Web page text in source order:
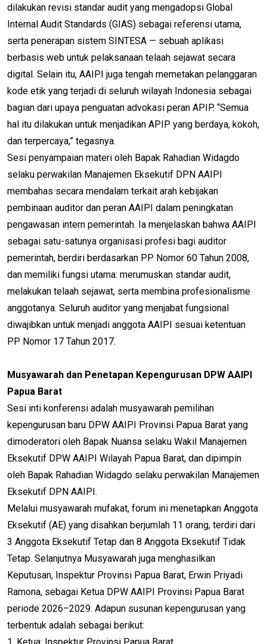
dilakukan revisi standar audit yang mengadopsi Global
Internal Audit Standards (GIAS) sebagai referensi utama,
serta penerapan sistem SINTESA — sebuah aplikasi
berbasis web untuk pelaksanaan telaah sejawat secara
digital. Selain itu, AAIPI juga tengah memetakan pelanggaran
kode etik yang terjadi di seluruh wilayah Indonesia sebagai
bagian dari upaya penguatan advokasi peran APIP. “Semua
hal itu dilakukan untuk menjadikan APIP yang berdaya, kokoh,
dan terpercaya,” tegasnya.
Sesi penyampaian materi oleh Bapak Rahadian Widagdo
selaku perwakilan Manajemen Eksekutif DPN AAIPI
membahas secara mendalam terkait arah kebijakan
pembinaan auditor dan peran AAIPI dalam peningkatan
pengawasan intern pemerintah. Ia menjelaskan bahwa AAIPI
sebagai satu-satunya organisasi profesi bagi auditor
pemerintah, berdiri berdasarkan PP Nomor 60 Tahun 2008,
dan memiliki fungsi utama: merumuskan standar audit,
melakukan telaah sejawat, serta membina profesionalisme
anggotanya. Seluruh auditor yang menjabat fungsional
diwajibkan untuk menjadi anggota AAIPI sesuai ketentuan
PP Nomor 17 Tahun 2017.
Musyawarah dan Penetapan Kepengurusan DPW AAIPI
Papua Barat
Sesi inti konferensi adalah musyawarah pemilihan
kepengurusan baru DPW AAIPI Provinsi Papua Barat yang
dimoderatori oleh Bapak Nuansa selaku Wakil Manajemen
Eksekutif DPW AAIPI Wilayah Papua Barat, dan dipimpin
oleh Bapak Rahadian Widagdo selaku perwakilan Manajemen
Eksekutif DPN AAIPI.
Melalui musyawarah mufakat, forum ini menetapkan Anggota
Eksekutif (AE) yang disahkan berjumlah 11 orang, terdiri dari
3 Anggota Eksekutif Tetap dan 8 Anggota Eksekutif Tidak
Tetap. Selanjutnya Musyawarah juga menghasilkan
Keputusan, Inspektur Provinsi Papua Barat, Erwin Priyadi
Ramona, sebagai Ketua DPW AAIPI Provinsi Papua Barat
periode 2026–2029. Adapun susunan kepengurusan yang
terbentuk adalah sebagai berikut: